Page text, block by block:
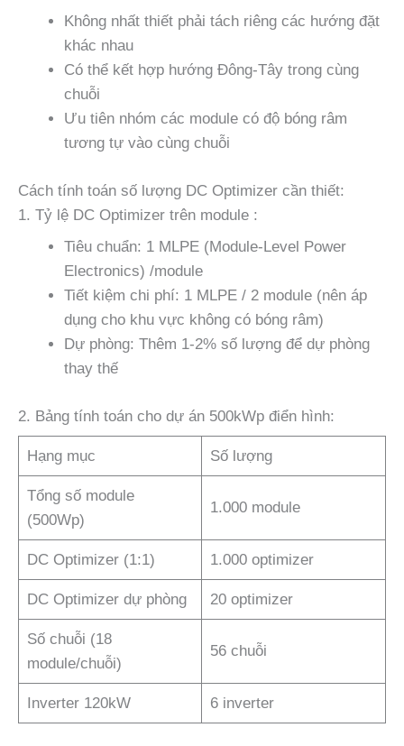
Không nhất thiết phải tách riêng các hướng đặt
khác nhau
Có thể kết hợp hướng Đông-Tây trong cùng
chuỗi
Ưu tiên nhóm các module có độ bóng râm
tương tự vào cùng chuỗi
Cách tính toán số lượng DC Optimizer cần thiết:
1. Tỷ lệ DC Optimizer trên module :
Tiêu chuẩn: 1 MLPE (Module-Level Power
Electronics) /module
Tiết kiệm chi phí: 1 MLPE / 2 module (nên áp
dụng cho khu vực không có bóng râm)
Dự phòng: Thêm 1-2% số lượng để dự phòng
thay thế
2. Bảng tính toán cho dự án 500kWp điển hình:
Hạng mục Số lượng
Tổng số module
(500Wp)
1.000 module
DC Optimizer (1:1) 1.000 optimizer
DC Optimizer dự phòng 20 optimizer
Số chuỗi (18
module/chuỗi)
56 chuỗi
Inverter 120kW 6 inverter